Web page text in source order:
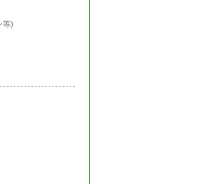
等)